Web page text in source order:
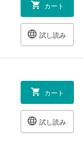
カート
試し読み
カート
試し読み